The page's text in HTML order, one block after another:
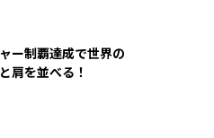
ー制覇達成で世界の
肩を並べる！